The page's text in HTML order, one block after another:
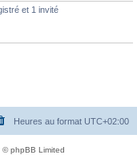
et 1 invité
Heures au format UTC+02:00
© phpBB Limited